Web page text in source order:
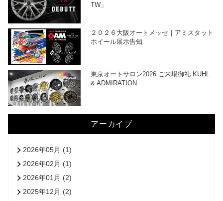
TW」
２０２６大阪オートメッセ｜アミスタット
ホイール展示告知
東京オートサロン2026 ご来場御礼 KUHL
& ADMIRATION
アーカイブ
2026年05月 (1)
2026年02月 (1)
2026年01月 (2)
2025年12月 (2)